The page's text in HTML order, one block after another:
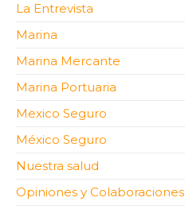
La Entrevista
Marina
Marina Mercante
Marina Portuaria
Mexico Seguro
México Seguro
Nuestra salud
Opiniones y Colaboraciones